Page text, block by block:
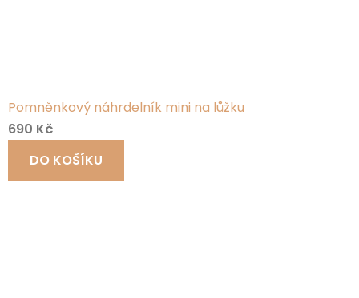
Pomněnkový náhrdelník mini na lůžku
690 Kč
DO KOŠÍKU